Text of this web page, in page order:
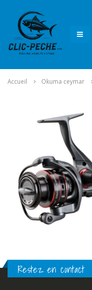
Accueil Okuma ceymar
Restez en contact